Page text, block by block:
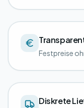
Festpreise
Diskrete